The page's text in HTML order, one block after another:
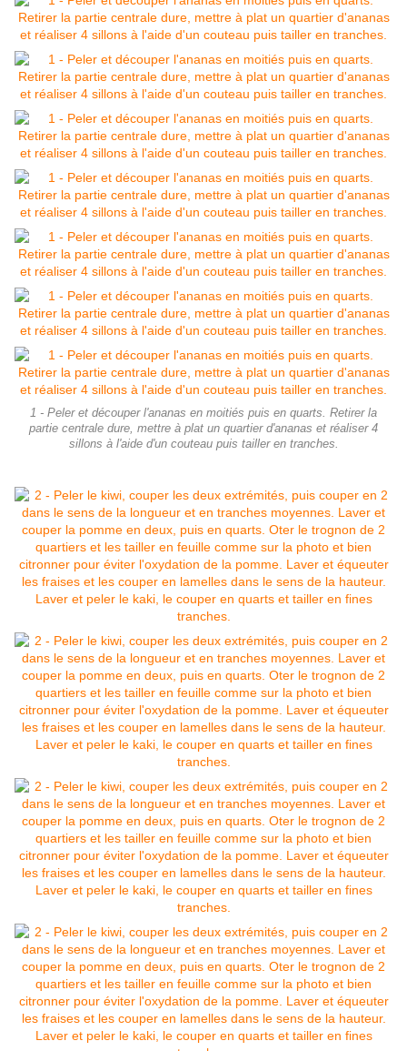
1 - Peler et découper l'ananas en moitiés puis en quarts. Retirer la
partie centrale dure, mettre à plat un quartier d'ananas et réaliser 4
sillons à l'aide d'un couteau puis tailler en tranches.